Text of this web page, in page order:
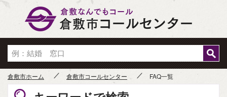
倉敷市ホーム 倉敷市コールセンター FAQ一覧